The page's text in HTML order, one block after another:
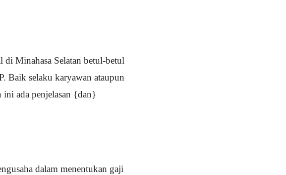
di Minahasa Selatan betul-betul
Baik selaku karyawan ataupun
ini ada penjelasan {dan}
dalam menentukan gaji